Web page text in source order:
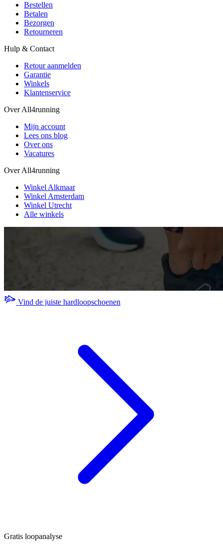
Bestellen
Betalen
Bezorgen
Retourneren
Hulp & Contact
Retour aanmelden
Garantie
Winkels
Klantenservice
Over All4running
Mijn account
Lees ons blog
Over ons
Vacatures
Over All4running
Winkel Alkmaar
Winkel Amsterdam
Winkel Utrecht
Alle winkels
Vind de juiste hardloopschoenen
Gratis loopanalyse